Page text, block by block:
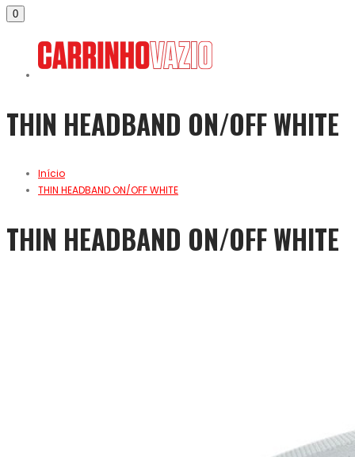
0
THIN HEADBAND ON/OFF WHITE
Início
THIN HEADBAND ON/OFF WHITE
THIN HEADBAND ON/OFF WHITE